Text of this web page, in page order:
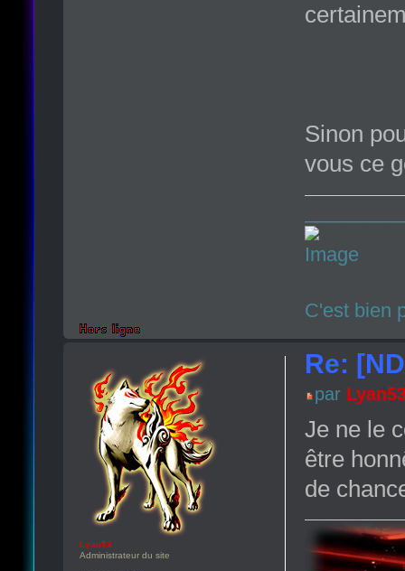
Sinon
vous ce
C'est bien
Re:
par
Je ne le
être
de
Lyan53
Administrateur du site